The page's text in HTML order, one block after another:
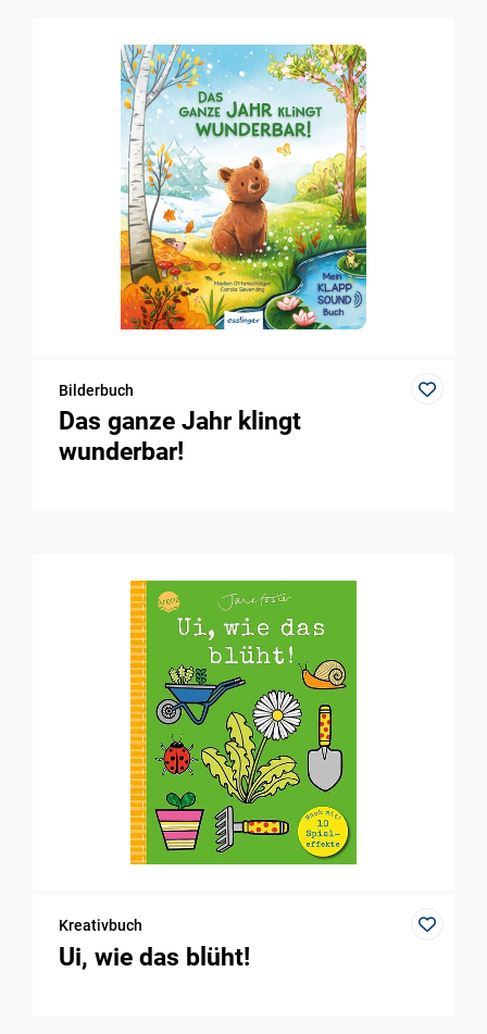
Bilderbuch
Das ganze Jahr klingt
wunderbar!
Kreativbuch
Ui, wie das blüht!